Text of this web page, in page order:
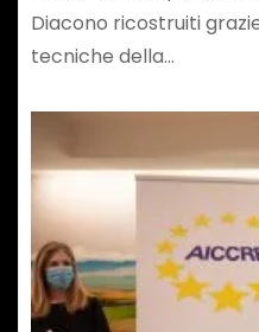
Diacono ricostruiti
tecniche della…